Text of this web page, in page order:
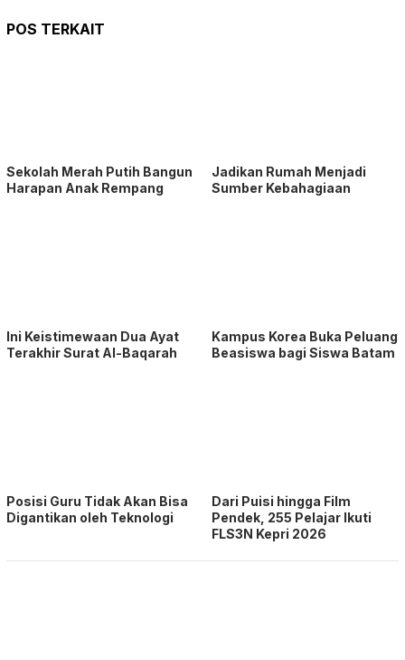
POS TERKAIT
Sekolah Merah Putih Bangun
Harapan Anak Rempang
Jadikan Rumah Menjadi
Sumber Kebahagiaan
Ini Keistimewaan Dua Ayat
Terakhir Surat Al-Baqarah
Kampus Korea Buka Peluang
Beasiswa bagi Siswa Batam
Posisi Guru Tidak Akan Bisa
Digantikan oleh Teknologi
Dari Puisi hingga Film
Pendek, 255 Pelajar Ikuti
FLS3N Kepri 2026